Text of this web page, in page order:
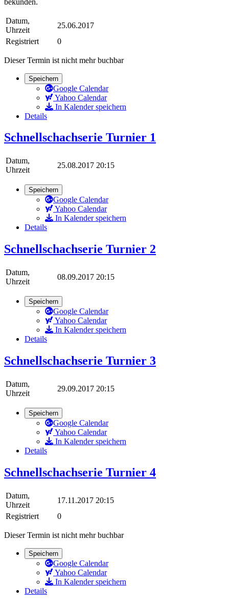
Datum,
Uhrzeit
25.06.2017
Registriert
0
Dieser Termin ist nicht mehr buchbar
Speichern
Google Calendar
Yahoo Calendar
In Kalender speichern
Details
Schnellschachserie Turnier 1
Datum,
Uhrzeit
25.08.2017 20:15
Speichern
Google Calendar
Yahoo Calendar
In Kalender speichern
Details
Schnellschachserie Turnier 2
Datum,
Uhrzeit
08.09.2017 20:15
Speichern
Google Calendar
Yahoo Calendar
In Kalender speichern
Details
Schnellschachserie Turnier 3
Datum,
Uhrzeit
29.09.2017 20:15
Speichern
Google Calendar
Yahoo Calendar
In Kalender speichern
Details
Schnellschachserie Turnier 4
Datum,
Uhrzeit
17.11.2017 20:15
Registriert
0
Dieser Termin ist nicht mehr buchbar
Speichern
Google Calendar
Yahoo Calendar
In Kalender speichern
Details